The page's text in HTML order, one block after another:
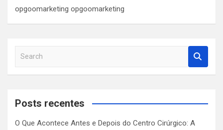
opgoomarketing opgoomarketing
a
c
Posts recentes
O Que Acontece Antes e Depois do Centro Cirúrgico: A